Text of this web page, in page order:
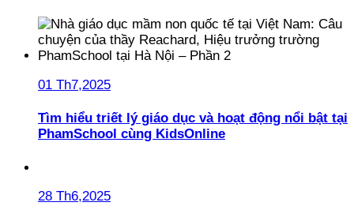
01 Th7,2025
Tìm hiểu triết lý giáo dục và hoạt động nổi bật tại
PhamSchool cùng KidsOnline
28 Th6,2025